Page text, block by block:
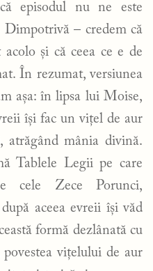
episodul nu ne este
– credem că
și că ceea ce e de
În rezumat, versiunea
așa: în lipsa lui Moise,
își fac un vițel de aur
atrăgând mânia divină.
Tablele Legii pe care
cele Zece Porunci,
aceea evreii își văd
formă dezlânată cu
povestea vițelului de aur